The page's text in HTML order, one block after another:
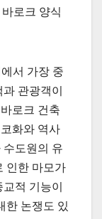
로크 양식
서 가장 중
관광객이
로크 건축
화와 역사
수도원의 유
인한 마모가
적 기능이
한 논쟁도 있